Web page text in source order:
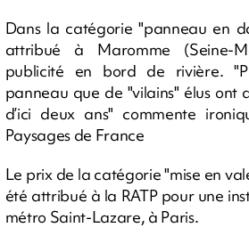
Dans la catégorie "panneau en
attribué à Maromme (Seine-
publicité en bord de rivière.
panneau que de "vilains" élus ont
d’ici deux ans" commente
Paysages de France
Le prix de la catégorie "mise en
été attribué à la RATP pour une
métro Saint-Lazare, à Paris.